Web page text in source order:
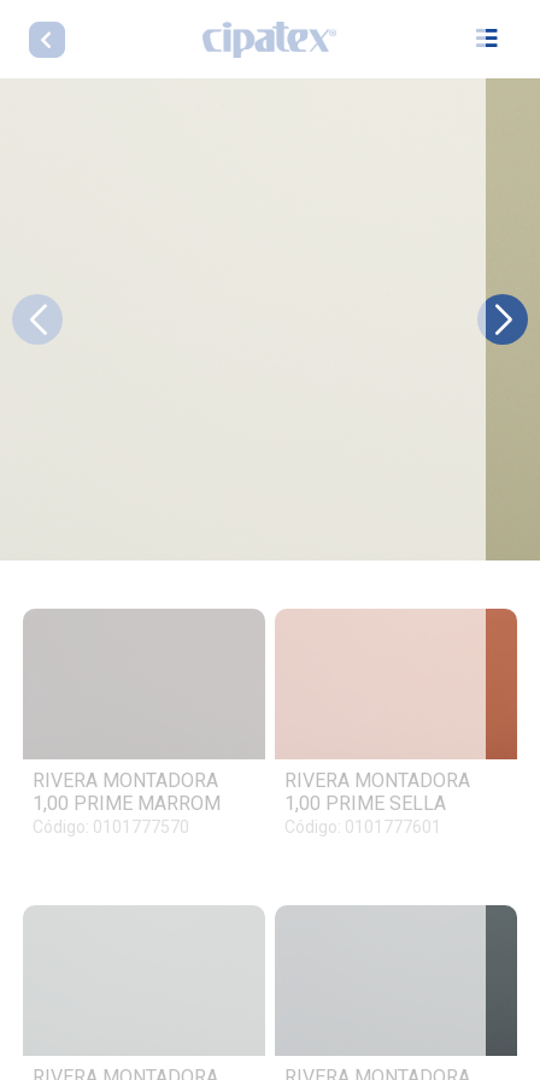
RIVERA MONTADORA
1,00 PRIME MARROM
Código: 0101777570
RIVERA MONTADORA
1,00 PRIME SELLA
Código: 0101777601